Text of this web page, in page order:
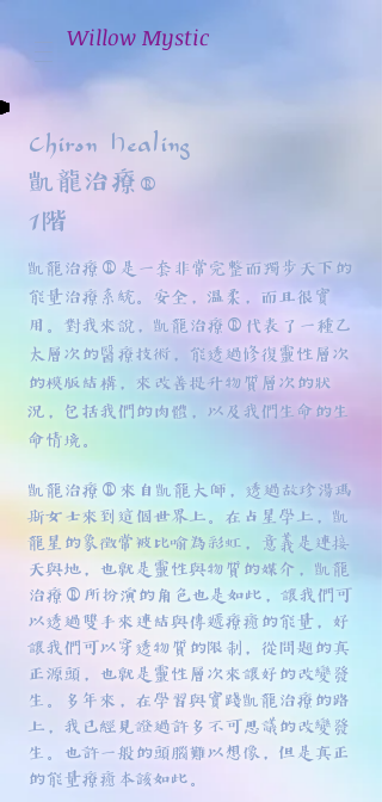
Willow Mystic
Chiron Healing
凱龍治療 ®
1階
凱龍治療®是一套非常完整而獨步天下的
能量治療系統。安全，溫柔，而且很實
用。對我來說，凱龍治療®代表了一種乙
太層次的醫療技術，能透過修復靈性層次
的模版結構，來改善提升物質層次的狀
況，包括我們的肉體，以及我們生命的生
命情境。
凱龍治療®來自凱龍大師，透過故珍湯瑪
斯女士來到這個世界上。在占星學上，凱
龍星的象徵常被比喻為彩虹，意義是連接
天與地，也就是靈性與物質的媒介，凱龍
治療®所扮演的角色也是如此，讓我們可
以透過雙手來連結與傳遞療癒的能量，好
讓我們可以穿透物質的限制，從問題的真
正源頭，也就是靈性層次來讓好的改變發
生。多年來，在學習與實踐凱龍治療的路
上，我已經見證過許多不可思議的改變發
生。也許一般的頭腦難以想像，但是真正
的能量療癒本該如此。